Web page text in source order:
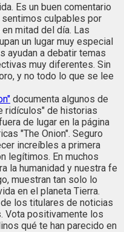
Es un buen comentario
culpables por
mitad del día. Las
un lugar muy especial
ayudan a debatir temas
muy diferentes. Sin
y no todo lo que se lee
documenta algunos de
ridículos" de historias
de lugar en la página
"The Onion". Seguro
increíbles a primera
legítimos. En muchos
la humanidad y nuestra fe
muestran tan solo lo
en el planeta Tierra.
los titulares de noticias
Vota positivamente los
qué te han parecido en